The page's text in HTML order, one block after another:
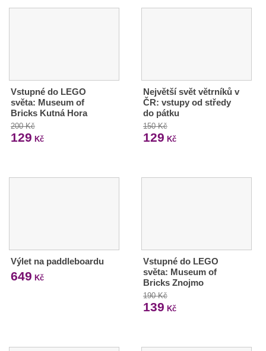
Vstupné do LEGO
světa: Museum of
Bricks Kutná Hora
200 Kč
129 Kč
Největší svět větrníků v
ČR: vstupy od středy
do pátku
150 Kč
129 Kč
Výlet na paddleboardu
649 Kč
Vstupné do LEGO
světa: Museum of
Bricks Znojmo
190 Kč
139 Kč